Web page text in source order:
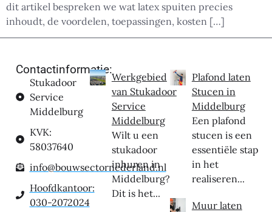
dit artikel bespreken we wat latex spuiten precies
inhoudt, de voordelen, toepassingen, kosten […]
Contactinformatie:
Stukadoor
Service
Middelburg
KVK:
58037640
info@bouwsectornederland.nl
Hoofdkantoor:
030-2072024
Werkgebied
van Stukadoor
Service
Middelburg
Wilt u een
stukadoor
inhuren in
Middelburg?
Dit is het...
Plafond laten
Stucen in
Middelburg
Een plafond
stucen is een
essentiële stap
in het
realiseren...
Muur laten